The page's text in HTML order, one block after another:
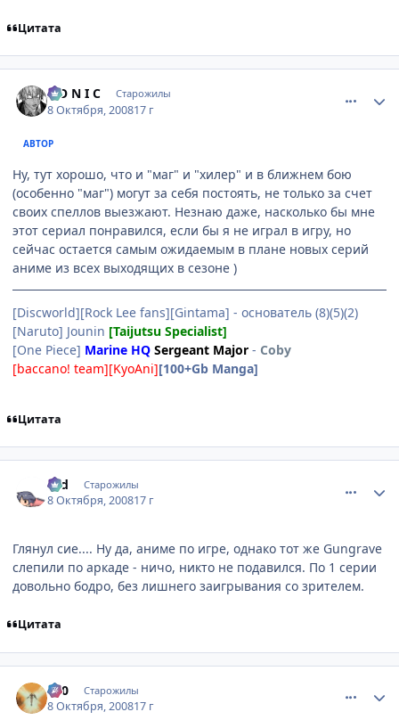
Цитата
S O N I C Старожилы
8 Октября, 200817 г
АВТОР
Ну, тут хорошо, что и "маг" и "хилер" и в ближнем бою
(особенно "маг") могут за себя постоять, не только за счет
своих спеллов выезжают. Незнаю даже, насколько бы мне
этот сериал понравился, если бы я не играл в игру, но
сейчас остается самым ожидаемым в плане новых серий
аниме из всех выходящих в сезоне )
[Discworld][Rock Lee fans][Gintama] - основатель (8)(5)(2)
[Naruto] Jounin [Taijutsu Specialist]
[One Piece] Marine HQ Sergeant Major - Coby
[baccano! team][KyoAni][100+Gb Manga]
Цитата
Old Старожилы
8 Октября, 200817 г
Глянул сие.... Ну да, аниме по игре, однако тот же Gungrave
слепили по аркаде - ничо, никто не подавился. По 1 серии
довольно бодро, без лишнего заигрывания со зрителем.
Цитата
000 Старожилы
8 Октября, 200817 г